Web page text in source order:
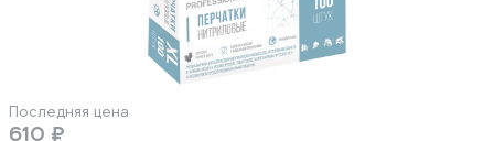
Последняя цена
610 ₽